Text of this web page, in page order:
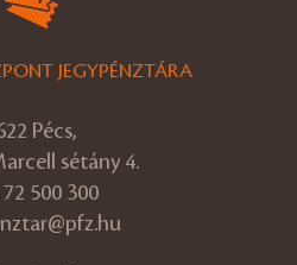
JEGYPÉNZTÁRA
Pécs,
sétány 4.
500 300